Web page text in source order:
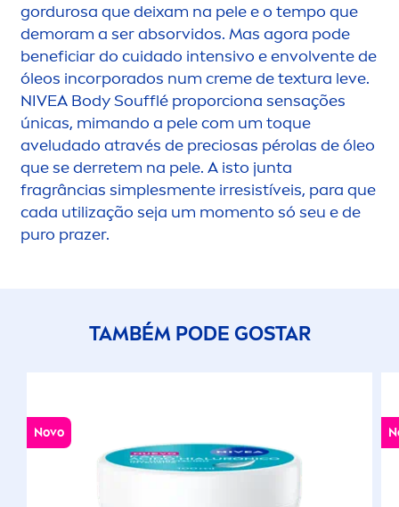
gordurosa que deixam na pele e o tempo que
demoram a ser absorvidos. Mas agora pode
beneficiar do cuidado intensivo e envolvente de
óleos incorporados num cremede textura leve.
NIVEA Body Soufflé proporciona sensações
únicas, mimando a pele com um toque
aveludado através de preciosas pérolas de óleo
que se derretem na pele. A isto junta
fragrâncias simplesmente irresistíveis, para que
cada utilização seja um momento só seu e de
puro prazer.
TAMBÉM PODE GOSTAR
Novo